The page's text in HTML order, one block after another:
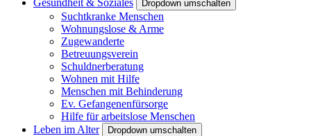
Gesundheit & Soziales
Dropdown umschalten
Suchtkranke Menschen
Wohnungslose & Arme
Zugewanderte
Betreuungsverein
Schuldnerberatung
Wohnen mit Hilfe
Menschen mit Behinderung
Ev. Gefangenenfürsorge
Hilfe für arbeitslose Menschen
Leben im Alter
Dropdown umschalten